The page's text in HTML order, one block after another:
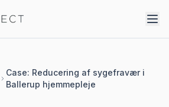
Case: Reducering af sygefravær i
Ballerup hjemmepleje